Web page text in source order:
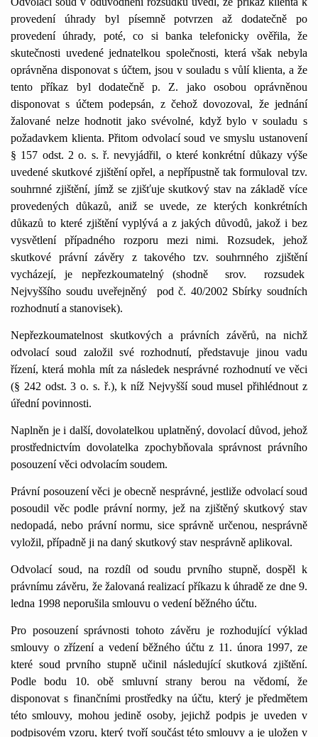
provedení úhrady byl písemně potvrzen až dodatečně po
provedení úhrady, poté, co si banka telefonicky ověřila, že
skutečnosti uvedené jednatelkou společnosti, která však nebyla
oprávněna disponovat s účtem, jsou v souladu s vůlí klienta, a že
tento příkaz byl dodatečně p. Z. jako osobou oprávněnou
disponovat s účtem podepsán, z čehož dovozoval, že jednání
žalované nelze hodnotit jako svévolné, když bylo v souladu s
požadavkem klienta. Přitom odvolací soud ve smyslu ustanovení
§ 1 57 odst. 2 o. s. ř. nevyjádřil, o které konkrétní důkazy výše
uvedené skutkové zjištění opřel, a nepřípustně tak formuloval tzv.
souhrnné zjištění, jímž se zjišťuje skutkový stav na základě více
provedených důkazů, aniž se uvede, ze kterých konkrétních
důkazů to které zjištění vyplývá a z jakých důvodů, jakož i bez
vysvětlení případného rozporu mezi nimi. Rozsudek, jehož
skutkové právní závěry z takového tzv. souhrnného zjištění
vycházejí, je nepřezkoumatelný (shodně
srov.
rozsudek
Nejvyššího soudu uveřejněný
pod č. 40/2002 Sbírky soudních
rozhodnutí a stanovisek).
Nepřezkoumatelnost skutkových a právních závěrů, na nichž
odvolací soud založil své rozhodnutí, představuje jinou vadu
řízení, která mohla mít za následek nesprávné rozhodnutí ve věci
(§ 242 odst. 3 o. s. ř.), k níž Nejvyšší soud musel přihlédnout z
úřední povinnosti.
Naplněn je i další, dovolatelkou uplatněný, dovolací důvod, jehož
prostřednictvím dovolatelka zpochybňovala správnost právního
posouzení věci odvolacím soudem.
Právní posouzení věci je obecně nesprávné, jestliže odvolací soud
posoudil věc podle právní normy, jež na zjištěný skutkový stav
nedopadá, nebo právní normu, sice správně určenou, nesprávně
vyložil, případně ji na daný skutkový stav nesprávně aplikoval.
Odvolací soud, na rozdíl od soudu prvního stupně, dospěl k
právnímu závěru, že žalovaná realizací příkazu k úhradě ze dne 9.
ledna 1998 neporušila smlouvu o vedení běžného účtu.
Pro posouzení správnosti tohoto závěru je rozhodující výklad
smlouvy o zřízení a vedení běžného účtu z 11 . února 1997, ze
které soud prvního stupně učinil následující skutková zjištění.
Podle bodu 10. obě smluvní strany berou na vědomí, že
disponovat s finančními prostředky na účtu, který je předmětem
této smlouvy, mohou jedině osoby, jejichž podpis je uveden v
podpisovém vzoru, který tvoří součást této smlouvy a je uložen v